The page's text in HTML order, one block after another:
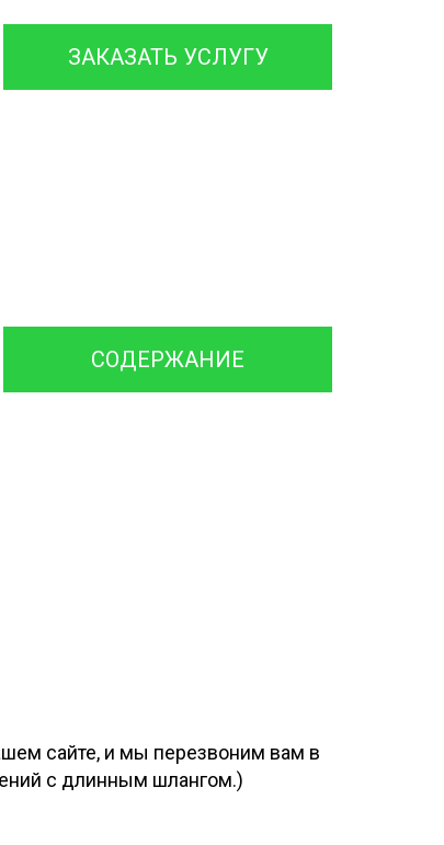
ЗАКАЗАТЬ УСЛУГУ
СОДЕРЖАНИЕ
сайте, и мы перезвоним вам в
с длинным шлангом.)